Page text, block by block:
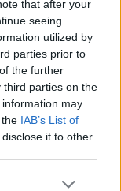
that after your
seeing
utilized by
parties prior to
the further
third parties on the
information may
IAB’s List of
it to other
or more Google
σε
D,
Ντάνασης,
πρόσφατη
Open.